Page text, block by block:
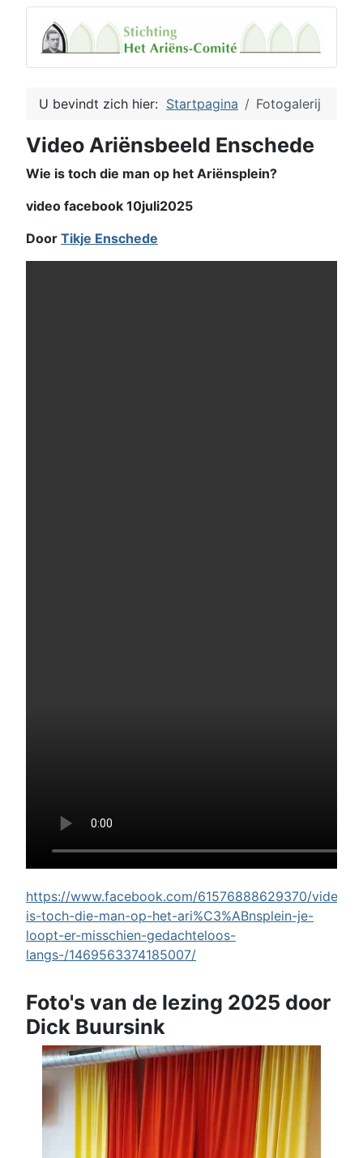
U bevindt zich hier: Startpagina Fotogalerij
Video Ariënsbeeld Enschede
Wie is toch die man op het Ariënsplein?
video facebook 10juli2025
Door Tikje Enschede
https://www.facebook.com/61576888629370/videos/
is-toch-die-man-op-het-ari%C3%ABnsplein-je-
loopt-er-misschien-gedachteloos-
langs-/1469563374185007/
Foto's van de lezing 2025 door
Dick Buursink